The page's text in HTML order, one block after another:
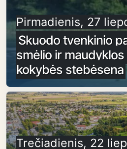
Pirmadienis, 27
Skuodo tvenkinio
smėlio ir
kokybės stebėsena
Trečiadienis, 22